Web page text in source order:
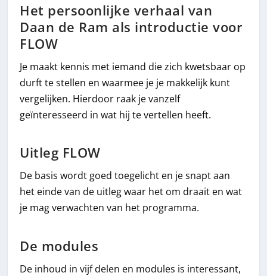
Het persoonlijke verhaal van
Daan de Ram als introductie voor
FLOW
Je maakt kennis met iemand die zich kwetsbaar op
durft te stellen en waarmee je je makkelijk kunt
vergelijken. Hierdoor raak je vanzelf
geïnteresseerd in wat hij te vertellen heeft.
Uitleg FLOW
De basis wordt goed toegelicht en je snapt aan
het einde van de uitleg waar het om draait en wat
je mag verwachten van het programma.
De modules
De inhoud in vijf delen en modules is interessant,